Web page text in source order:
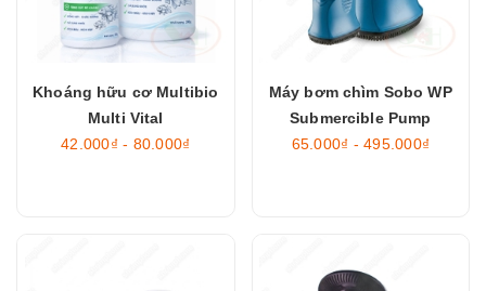
Khoáng hữu cơ Multibio
Multi Vital
42.000₫ - 80.000₫
Máy bơm chìm Sobo WP
Submercible Pump
65.000₫ - 495.000₫